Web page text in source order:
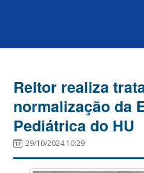
Reitor realiza
normalização da
Pediátrica do HU
29/10/2024 10:29